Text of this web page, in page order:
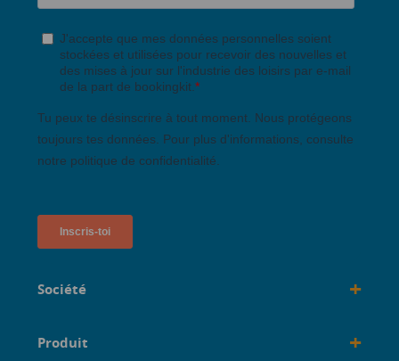
Société +
Produit +